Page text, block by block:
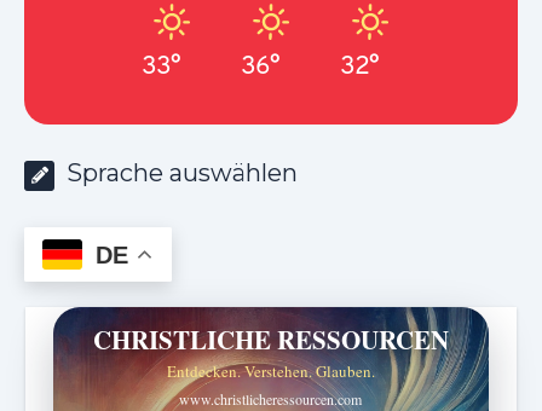
33° 36° 32°
Sprache auswählen
DE
CHRISTLICHE RESSOURCEN
Entdecken. Verstehen. Glauben.
www.christlicheressourcen.com